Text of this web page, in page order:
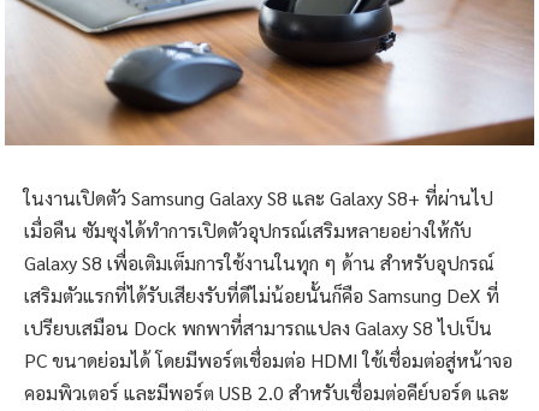
ในงานเปิดตัว Samsung Galaxy S8 และ Galaxy S8+ ที่ผ่านไป
เมื่อคืน ซัมซุงได้ทำการเปิดตัวอุปกรณ์เสริมหลายอย่างให้กับ
Galaxy S8 เพื่อเติมเต็มการใช้งานในทุก ๆ ด้าน สำหรับอุปกรณ์
เสริมตัวแรกที่ได้รับเสียงรับที่ดีไม่น้อยนั้นก็คือ Samsung DeX ที่
เปรียบเสมือน Dock พกพาที่สามารถแปลง Galaxy S8 ไปเป็น
PC ขนาดย่อมได้ โดยมีพอร์ตเชื่อมต่อ HDMI ใช้เชื่อมต่อสู่หน้าจอ
คอมพิวเตอร์ และมีพอร์ต USB 2.0 สำหรับเชื่อมต่อคีย์บอร์ด และ